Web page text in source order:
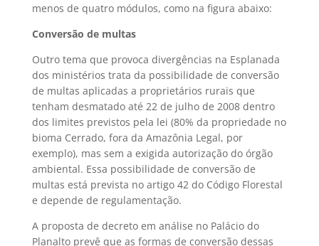
menos de quatro módulos, como na figura abaixo:
Conversão de multas
Outro tema que provoca divergências na Esplanada
dos ministérios trata da possibilidade de conversão
de multas aplicadas a proprietários rurais que
tenham desmatado até 22 de julho de 2008 dentro
dos limites previstos pela lei (80% da propriedade no
bioma Cerrado, fora da Amazônia Legal, por
exemplo), mas sem a exigida autorização do órgão
ambiental. Essa possibilidade de conversão de
multas está prevista no artigo 42 do Código Florestal
e depende de regulamentação.
A proposta de decreto em análise no Palácio do
Planalto prevê que as formas de conversão dessas